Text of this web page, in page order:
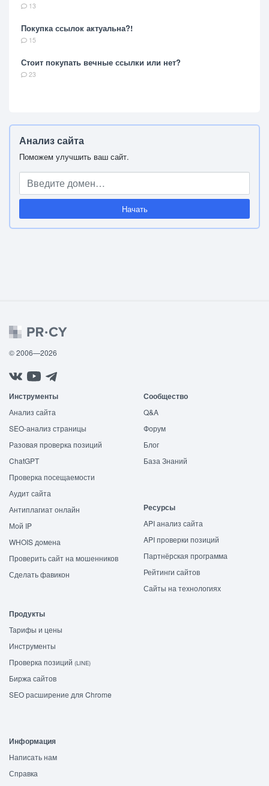
13
Покупка ссылок актуальна?!
15
Стоит покупать вечные ссылки или нет?
23
Анализ сайта
Поможем улучшить ваш сайт.
Начать
© 2006—2026
Инструменты
Анализ сайта
SEO-анализ страницы
Разовая проверка позиций
ChatGPT
Проверка посещаемости
Аудит сайта
Антиплагиат онлайн
Мой IP
WHOIS домена
Проверить сайт на мошенников
Сделать фавикон
Сообщество
Q&A
Форум
Блог
База Знаний
Ресурсы
API анализ сайта
API проверки позиций
Партнёрская программа
Рейтинги сайтов
Сайты на технологиях
Продукты
Тарифы и цены
Инструменты
Проверка позиций (LINE)
Биржа сайтов
SEO расширение для Chrome
Информация
Написать нам
Справка